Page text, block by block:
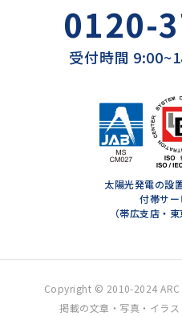
0120-
受付時間
太陽光発電の設
付帯サー
（帯広支店・
Copyright © 2010-2024 ARC
掲載の文章・写真・イラ